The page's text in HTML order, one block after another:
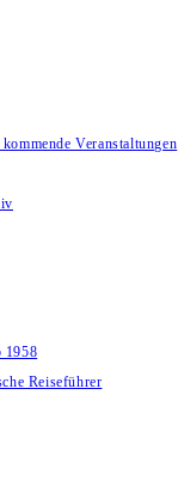
Veranstaltungen
1958
Reiseführer